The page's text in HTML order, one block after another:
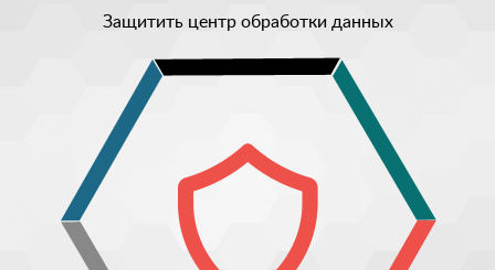
Защитить центр обработки данных